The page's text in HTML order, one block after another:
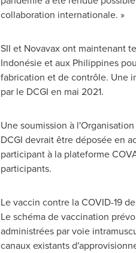
collaboration internationale. »
SII et Novavax ont maintenant
Indonésie et aux Philippines
fabrication et de contrôle. Une
par le DCGI en mai 2021.
Une soumission à
DCGI devrait être déposée en
participant à la plateforme
participants.
Le vaccin contre la COVID-19
Le schéma de vaccination
administrées par voie
canaux existants